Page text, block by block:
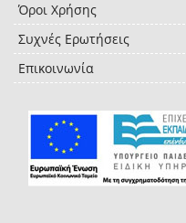
Όροι Χρήσης
Συχνές Ερωτήσεις
Επικοινωνία